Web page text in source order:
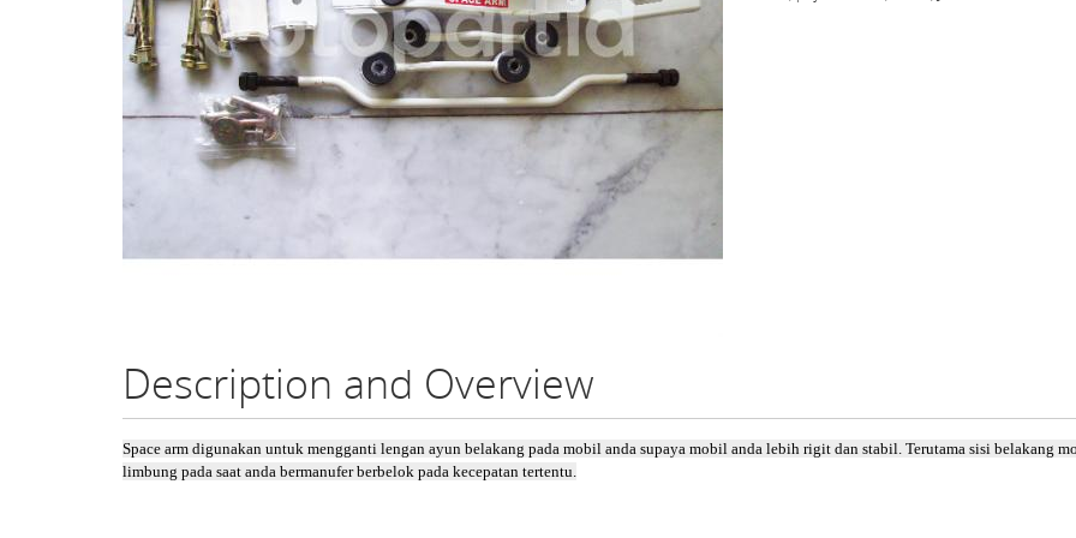
Description and Overview
Space arm digunakan untuk mengganti lengan ayun belakang pada mobil anda supaya mobil anda lebih rigit dan stabil. Terutama sisi belakang
limbung pada saat anda bermanufer berbelok pada kecepatan tertentu.